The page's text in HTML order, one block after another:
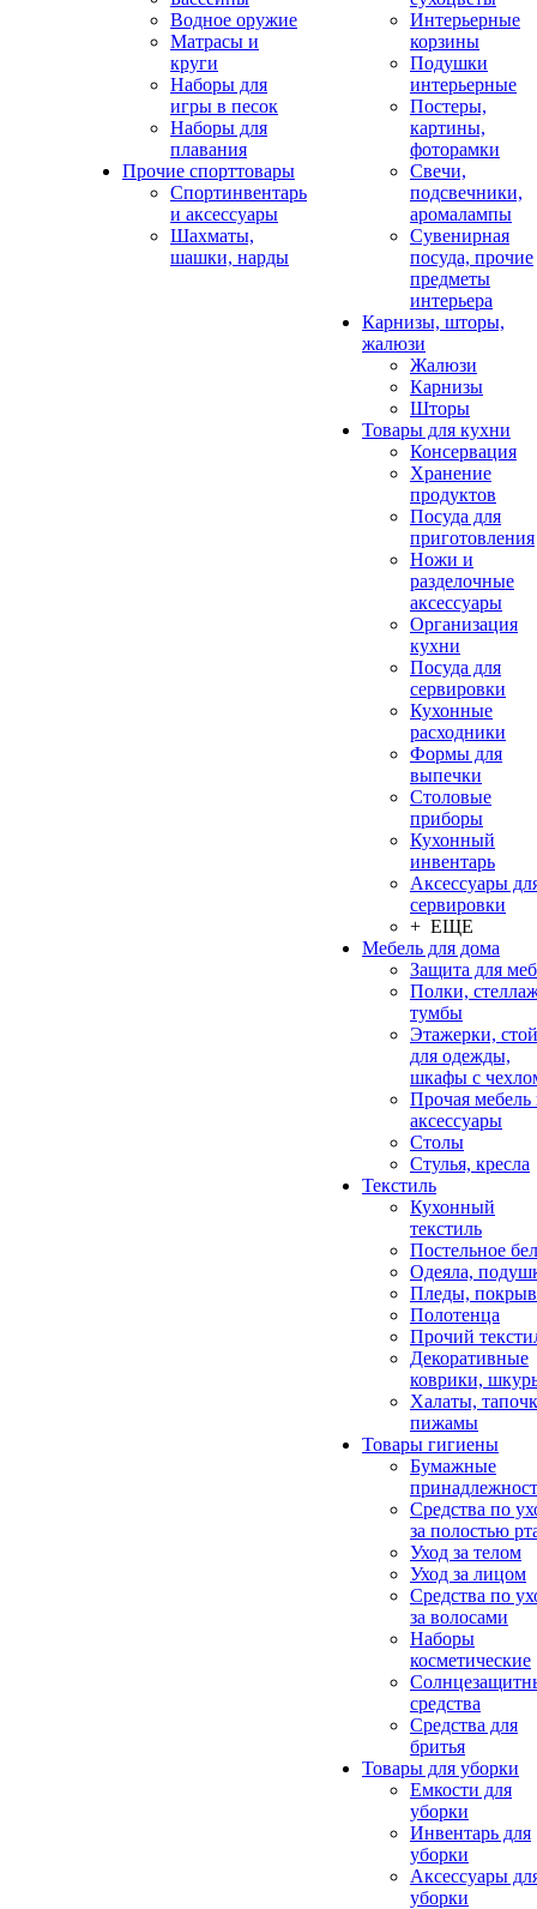
Водное оружие
Матрасы и
круги
Наборы для
игры в песок
Наборы для
плавания
Прочие спорттовары
Спортинвентарь
и аксессуары
Шахматы,
шашки, нарды
Интерьерные
корзины
Подушки
интерьерные
Постеры,
картины,
фоторамки
Свечи,
подсвечники,
аромалампы
Сувенирная
посуда, прочие
предметы
интерьера
Карнизы, шторы,
жалюзи
Жалюзи
Карнизы
Шторы
Товары для кухни
Консервация
Хранение
продуктов
Посуда для
приготовления
Ножи и
разделочные
аксессуары
Организация
кухни
Посуда для
сервировки
Кухонные
расходники
Формы для
выпечки
Столовые
приборы
Кухонный
инвентарь
Аксессуары
сервировки
+ ЕЩЕ
Мебель для дома
Защита для
Полки,
тумбы
Этажерки,
для одежды,
шкафы с
Прочая мебель
аксессуары
Столы
Стулья, кресла
Текстиль
Кухонный
текстиль
Постельное
Одеяла,
Пледы,
Полотенца
Прочий
Декоративные
коврики,
Халаты,
пижамы
Товары гигиены
Бумажные
Средства по
за полостью
Уход за телом
Уход за лицом
Средства по
за волосами
Наборы
косметические
средства
Средства для
бритья
Товары для уборки
Емкости для
уборки
Инвентарь для
уборки
Аксессуары
уборки